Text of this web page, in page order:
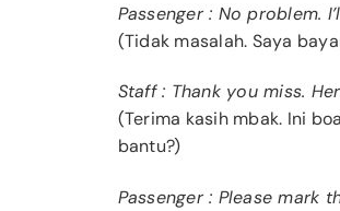
Passenger : No problem.
(Tidak masalah. Saya
Staff : Thank you miss.
(Terima kasih mbak. Ini
bantu?)
Passenger : Please mark